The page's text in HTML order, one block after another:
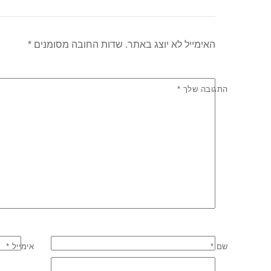
האימייל לא יוצג באתר. שדות החובה מסומנים *
התגובה שלך *
שם * אימייל *